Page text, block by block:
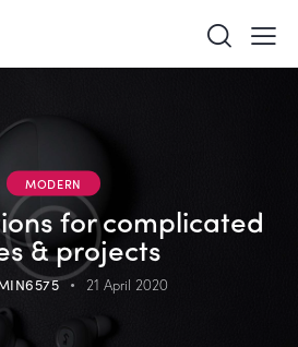
MODERN
for complicated
& projects
21 April 2020